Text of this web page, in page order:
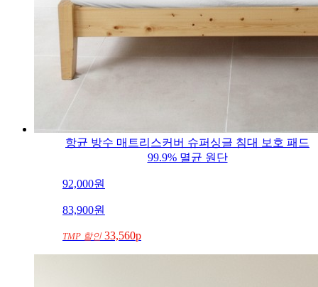
항균 방수 매트리스커버 슈퍼싱글 침대 보호 패드